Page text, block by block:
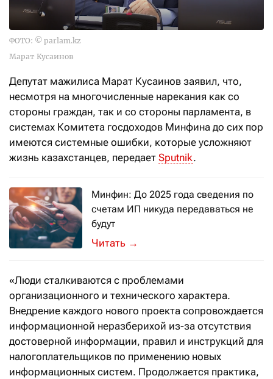
ФОТО: © parlam.kz
Марат Кусаинов
Депутат мажилиса Марат Кусаинов заявил, что,
несмотря на многочисленные нарекания как со
стороны граждан, так и со стороны парламента, в
системах Комитета госдоходов Минфина до сих пор
имеются системные ошибки, которые усложняют
жизнь казахстанцев, передает Sputnik.
Минфин: До 2025 года сведения по
счетам ИП никуда передаваться не
будут
В Минфине прокомментировали
→
«Люди сталкиваются с проблемами
организационного и технического характера.
Внедрение каждого нового проекта сопровождается
информационной неразберихой из-за отсутствия
достоверной информации, правил и инструкций для
налогоплательщиков по применению новых
информационных систем. Продолжается практика,